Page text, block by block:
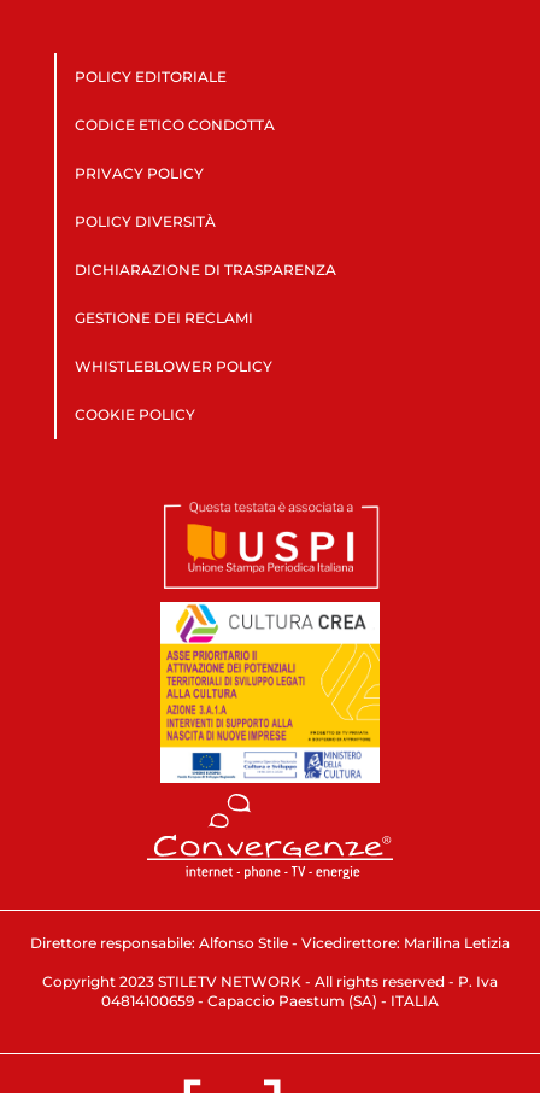
POLICY EDITORIALE
CODICE ETICO CONDOTTA
PRIVACY POLICY
POLICY DIVERSITÀ
DICHIARAZIONE DI TRASPARENZA
GESTIONE DEI RECLAMI
WHISTLEBLOWER POLICY
COOKIE POLICY
Direttore responsabile: Alfonso Stile - Vicedirettore: Marilina Letizia
Copyright 2023 STILETV NETWORK - All rights reserved - P. Iva
04814100659 - Capaccio Paestum (SA) - ITALIA